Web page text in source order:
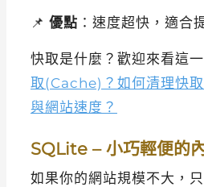
📌 優點 ：速度超快，適合
快取是什麼？歡迎來看這一
取(Cache)？如何清理快
與網站速度？
SQLite – 小巧輕便的
如果你的網站規模不大，